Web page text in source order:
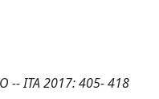
-- ITA 2017: 405- 418